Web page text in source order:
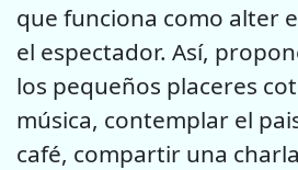
que funciona como alter
el espectador. Así,
los pequeños placeres
música, contemplar el
café, compartir una